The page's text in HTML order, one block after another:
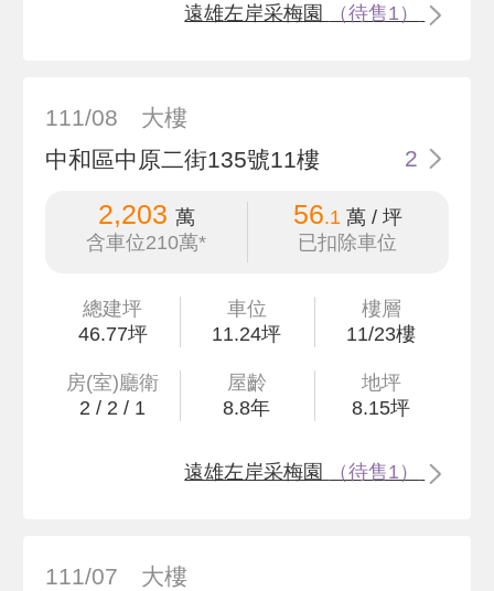
遠雄左岸采梅園 （待售1）
111/08
大樓
中和區中原二街135號11樓
2
2,203 萬
含車位210萬*
56.1萬 / 坪
已扣除車位
總建坪
46.77坪
車位
11.24坪
樓層
11/23樓
房(室)廳衛
2 / 2 / 1
屋齡
8.8年
地坪
8.15坪
遠雄左岸采梅園 （待售1）
111/07
大樓